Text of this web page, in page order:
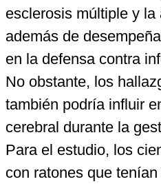
esclerosis múltiple y la
además de
en la defensa contra
No obstante, los
también podría influir
cerebral durante la
Para el estudio, los
con ratones que